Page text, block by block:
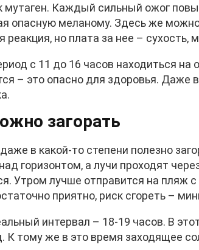
мутаген. Каждый сильный ожог
опасную меланому. Здесь же
реакция, но плата за нее –
с 11 до 16 часов находиться на
– это опасно для здоровья. Даже
загорать
в какой-то степени полезно
горизонтом, а лучи проходят
Утром лучше отправится на пляж
приятно, риск сгореть –
интервал – 18-19 часов. В
К тому же в это время заходящее